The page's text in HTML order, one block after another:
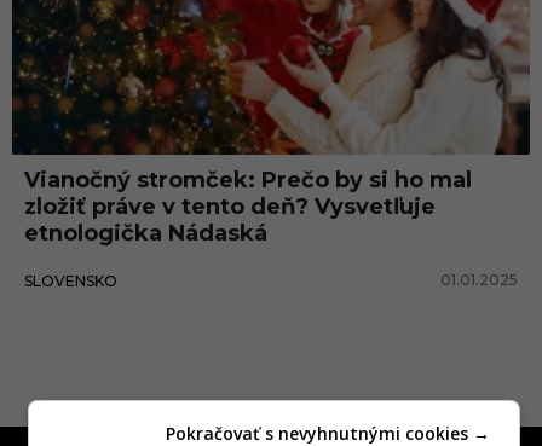
h
o
d
i
ť
v
a
n
Vianočný stromček: Prečo by si ho mal
zložiť práve v tento deň? Vysvetľuje
etnologička Nádaská
SLOVENSKO 01.01.2025
Pokračovať s nevyhnutnými cookies →